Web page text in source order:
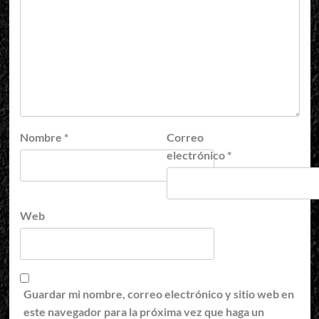
Nombre *
Correo
electrónico *
Web
Guardar mi nombre, correo electrónico y sitio web en
este navegador para la próxima vez que haga un